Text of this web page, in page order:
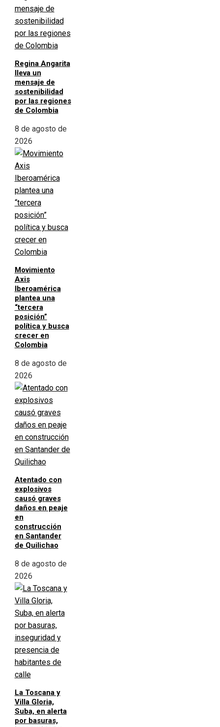
Regina Angarita
lleva un
mensaje de
sostenibilidad
por las regiones
de Colombia
8 de agosto de
2026
Movimiento
Axis
Iberoamérica
plantea una
“tercera
posición”
política y busca
crecer en
Colombia
8 de agosto de
2026
Atentado con
explosivos
causó graves
daños en peaje
en
construcción
en Santander
de Quilichao
8 de agosto de
2026
La Toscana y
Villa Gloria,
Suba, en alerta
por basuras,